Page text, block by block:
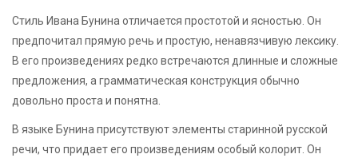
Стиль Ивана Бунина отличается простотой и ясностью. Он
предпочитал прямую речь и простую, ненавязчивую лексику.
В его произведениях редко встречаются длинные и сложные
предложения, а грамматическая конструкция обычно
довольно проста и понятна.
В языке Бунина присутствуют элементы старинной русской
речи, что придает его произведениям особый колорит. Он